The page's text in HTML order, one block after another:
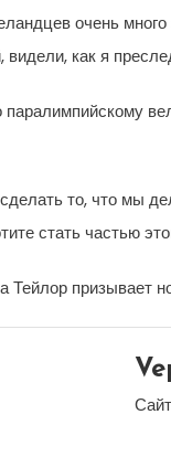
очень
видели, как я
то, что мы
стать частью
Тейлор призывает
Сайт